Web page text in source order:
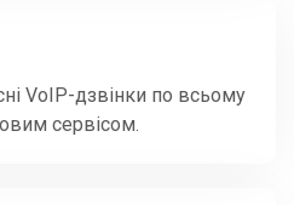
VoIP-дзвінки по всьому
сервісом.